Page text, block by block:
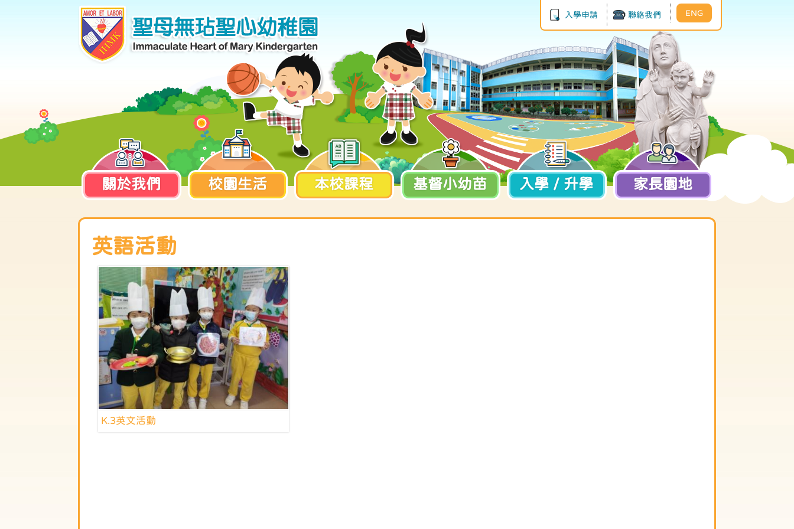
入學申請 聯絡我們 ENG
關於我們 校園生活 本校課程 基督小幼苗 入學 / 升學 家長園地
英語活動
K.3英文活動